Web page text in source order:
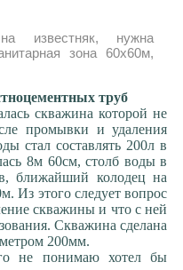
известняк, нужна
зона 60х60м,
труб
скважина которой не
промывки и удаления
стал составлять 200л в
8м 60см, столб воды в
ближайший колодец на
Из этого следует вопрос
скважины и что с ней
Скважина сделана
200мм.
не понимаю хотел бы